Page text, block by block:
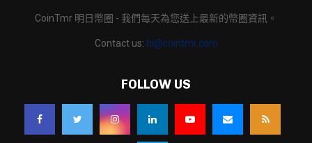
CoinTmr 明日幣圈 - 我們每天為您送上最新的幣圈資訊。
Contact us: hi@cointmr.com
FOLLOW US